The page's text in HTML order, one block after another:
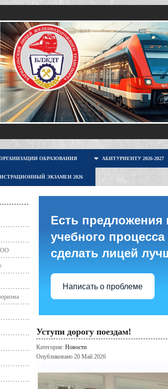
ОБРАЗОВАНИЯ АБИТУРИЕНТУ 2026-2027
ЭКЗАМЕН 2026
ОО
Есть предложения
учебного процесса
сделать лицей
Написать о проблеме
Уступи дорогу поездам!
Категория: Новости
Опубликовано 20 Май 2026